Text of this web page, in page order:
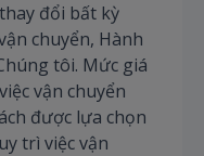
đổi bất kỳ
chuyển, Hành
tôi. Mức giá
vận chuyển
được lựa chọn
trì việc vận